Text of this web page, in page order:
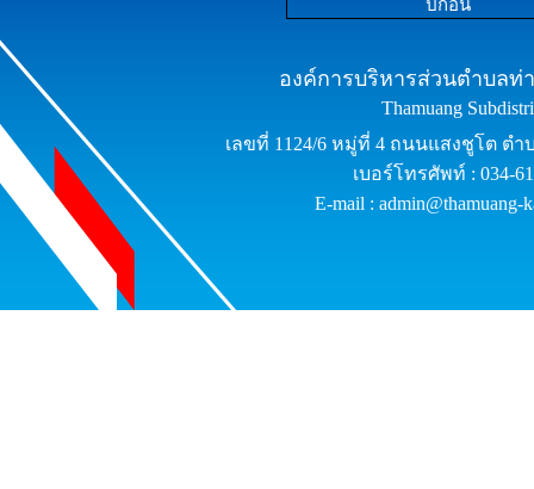
ปีก่อน
องค์การบริหารส่วนตำบลท่
Thamuang
เลขที่ 1124/6 หมู่ที่ 4 ถนนแสงชูโต ต
เบอร์โทรศัพท์ : 034-
E-mail : admin@thamuang-